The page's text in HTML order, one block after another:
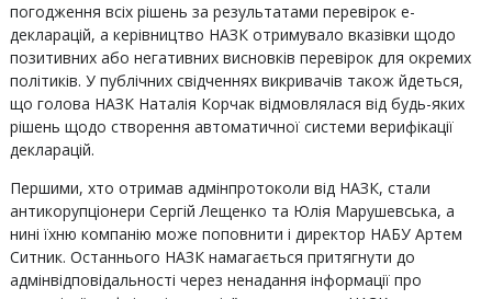
погодження всіх рішень за результатами перевірок е-
декларацій, а керівництво НАЗК отримувало вказівки щодо
позитивних або негативних висновків перевірок для окремих
політиків. У публічних свідченнях викривачів також йдеться,
що голова НАЗК Наталія Корчак відмовлялася від будь-яких
рішень щодо створення автоматичної системи верифікації
декларацій.
Першими, хто отримав адмінпротоколи від НАЗК, стали
антикорупціонери Сергій Лещенко та Юлія Марушевська, а
нині їхню компанію може поповнити і директор НАБУ Артем
Ситник. Останнього НАЗК намагається притягнути до
адмінвідповідальності через ненадання інформації про